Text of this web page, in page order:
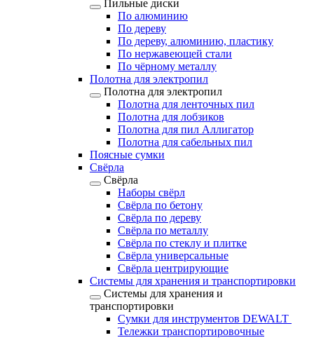
Пильные диски
По алюминию
По дереву
По дереву, алюминию, пластику
По нержавеющей стали
По чёрному металлу
Полотна для электропил
Полотна для электропил
Полотна для ленточных пил
Полотна для лобзиков
Полотна для пил Аллигатор
Полотна для сабельных пил
Поясные сумки
Свёрла
Свёрла
Наборы свёрл
Свёрла по бетону
Свёрла по дереву
Свёрла по металлу
Свёрла по стеклу и плитке
Свёрла универсальные
Свёрла центрирующие
Системы для хранения и транспортировки
Системы для хранения и
транспортировки
Сумки для инструментов DEWALT
Тележки транспортировочные